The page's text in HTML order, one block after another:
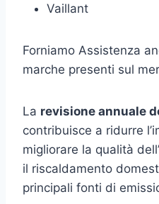
Vaillant
Forniamo Assistenza
marche presenti sul
La revisione annuale
contribuisce a ridurre
migliorare la qualità
il riscaldamento
principali fonti di